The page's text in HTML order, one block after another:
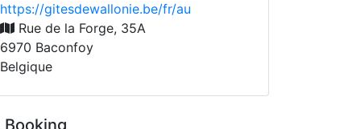
ua/rf/eb.einollawedsetig//:sptth
Rue de la Forge, 35A
6970 Baconfoy
Belgique
Booking